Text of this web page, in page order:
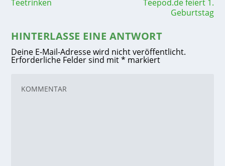
Teetrinken
Teepod.de feiert 1.
Geburtstag
HINTERLASSE EINE ANTWORT
Deine E-Mail-Adresse wird nicht veröffentlicht.
Erforderliche Felder sind mit* markiert